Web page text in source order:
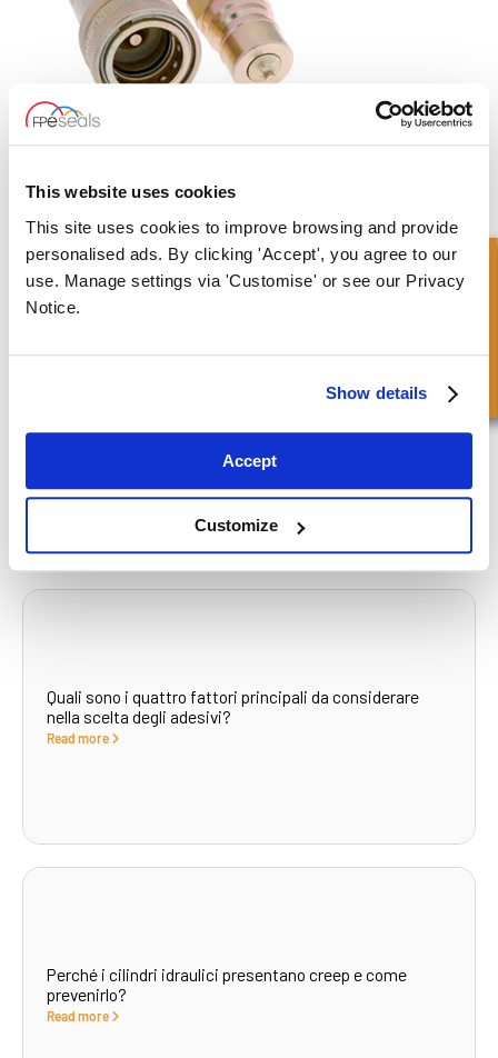
This website uses cookies
This site uses cookies to improve browsing and provide
personalised ads. By clicking 'Accept', you agree to our
use. Manage settings via 'Customise' or see our Privacy
Notice.
Show details
Accept
Customize
a sgancio rapido
FPE Seals tiene a magazzino e produce una gamma completa di
soluzioni di tenuta e parti metalliche per applicazioni sia idrauliche
Il nostro competente ed esperto team Cylinder Parts può offrire
consulenza per aiutarti a selezionare il componente più adatto alla
tua applicazione.
CONTATTACI
What to read next...
Quali sono i quattro fattori principali da considerare
nella scelta degli adesivi?
Read more
Perché i cilindri idraulici presentano creep e come
prevenirlo?
Read more
Richiesta Veloce